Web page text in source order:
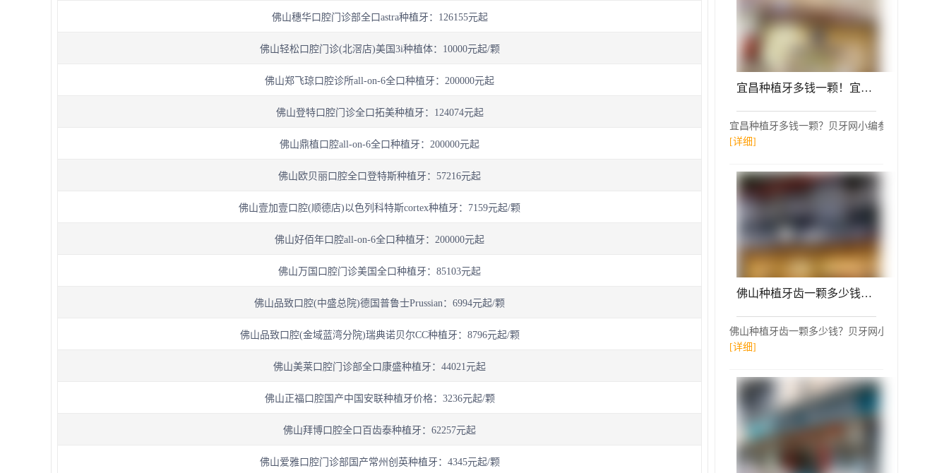
佛山穗华口腔门诊部全口astra种植牙：126155元起
佛山轻松口腔门诊(北滘店)美国3i种植体：10000元起/颗
佛山郑飞琼口腔诊所all-on-6全口种植牙：200000元起
佛山登特口腔门诊全口拓美种植牙：124074元起
佛山鼎植口腔all-on-6全口种植牙：200000元起
佛山欧贝丽口腔全口登特斯种植牙：57216元起
佛山壹加壹口腔(顺德店)以色列科特斯cortex种植牙：7159元起/颗
佛山好佰年口腔all-on-6全口种植牙：200000元起
佛山万国口腔门诊美国全口种植牙：85103元起
佛山品致口腔(中盛总院)德国普鲁士Prussian：6994元起/颗
佛山品致口腔(金域蓝湾分院)瑞典诺贝尔CC种植牙：8796元起/颗
佛山美莱口腔门诊部全口康盛种植牙：44021元起
佛山正福口腔国产中国安联种植牙价格：3236元起/颗
佛山拜博口腔全口百齿泰种植牙：62257元起
佛山爱雅口腔门诊部国产常州创英种植牙：4345元起/颗
宜昌种植牙多钱一颗！宜昌市维艺口腔种牙只要1980元起，国产康德泰种植牙价格：3345元起/颗！
宜昌种植牙多钱一颗？贝牙网小编参考了宜昌市
[详细]
佛山种植牙齿一颗多少钱！佛山爱顿口腔门诊部(桂城分店)种植牙价格表，国产大清西格种植牙：3119元起/颗！
佛山种植牙齿一颗多少钱？贝牙网小编参考了佛
[详细]